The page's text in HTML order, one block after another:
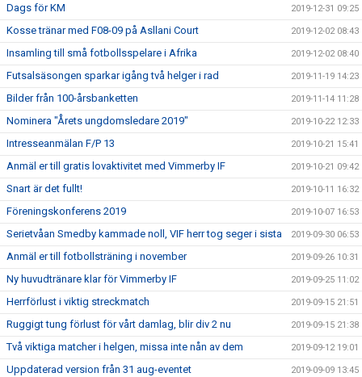
Dags för KM 2019-12-31 09:25
Kosse tränar med F08-09 på Asllani Court 2019-12-02 08:43
Insamling till små fotbollsspelare i Afrika 2019-12-02 08:40
Futsalsäsongen sparkar igång två helger i rad 2019-11-19 14:23
Bilder från 100-årsbanketten 2019-11-14 11:28
Nominera "Årets ungdomsledare 2019" 2019-10-22 12:33
Intresseanmälan F/P 13 2019-10-21 15:41
Anmäl er till gratis lovaktivitet med Vimmerby IF 2019-10-21 09:42
Snart är det fullt! 2019-10-11 16:32
Föreningskonferens 2019 2019-10-07 16:53
Serietvåan Smedby kammade noll, VIF herr tog seger i sista 2019-09-30 06:53
Anmäl er till fotbollsträning i november 2019-09-26 10:31
Ny huvudtränare klar för Vimmerby IF 2019-09-25 11:02
Herrförlust i viktig streckmatch 2019-09-15 21:51
Ruggigt tung förlust för vårt damlag, blir div 2 nu 2019-09-15 21:38
Två viktiga matcher i helgen, missa inte nån av dem 2019-09-12 19:01
Uppdaterad version från 31 aug-eventet 2019-09-09 13:45